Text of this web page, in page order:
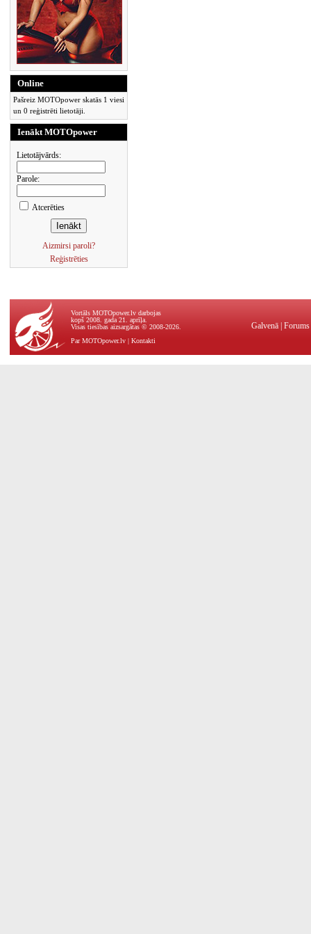
Online
Pašreiz MOTOpower skatās 1 viesi
un 0 reģistrēti lietotāji.
Ienākt MOTOpower
Lietotājvārds:
Parole:
Atcerēties
Aizmirsi paroli?
Reģistrēties
Vortāls MOTOpower.lv darbojas
kopš 2008. gada 21. aprīļa.
Visas tiesības aizsargātas © 2008-2026.
Par MOTOpower.lv | Kontakti
Galvenā Forums